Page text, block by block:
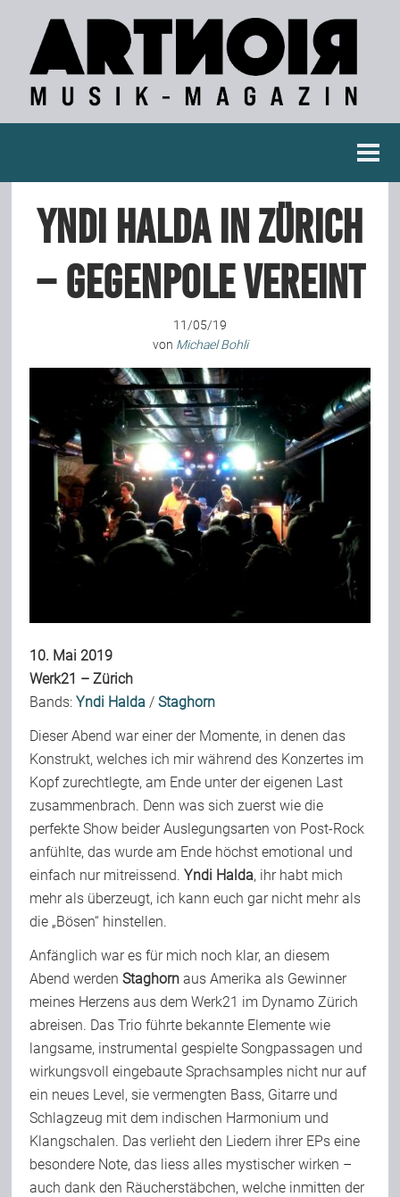
Konzertberichte
Fotoreportagen
Weitere Berichte
Bild-Archiv
Rezensionen
Alles andere
Backstage
Kontakt
Team
Join Us
Support Us
Kalender
Playlisten
Yndi Halda in Zürich
– Gegenpole vereint
11/05/19
von Michael Bohli
10. Mai 2019
Werk21 – Zürich
Bands:Yndi Halda /Staghorn
Dieser Abend war einer der Momente, in denen das
Konstrukt, welches ich mir während des Konzertes im
Kopf zurechtlegte, am Ende unter der eigenen Last
zusammenbrach. Denn was sich zuerst wie die
perfekte Show beider Auslegungsarten von Post-Rock
anfühlte, das wurde am Ende höchst emotional und
einfach nur mitreissend.Yndi Halda, ihr habt mich
mehr als überzeugt, ich kann euch gar nicht mehr als
die „Bösen“ hinstellen.
Anfänglich war es für mich noch klar, an diesem
Abend werdenStaghorn aus Amerika als Gewinner
meines Herzens aus dem Werk21 im Dynamo Zürich
abreisen. Das Trio führte bekannte Elemente wie
langsame, instrumental gespielte Songpassagen und
wirkungsvoll eingebaute Sprachsamples nicht nur auf
ein neues Level, sie vermengten Bass, Gitarre und
Schlagzeug mit dem indischen Harmonium und
Klangschalen. Das verlieht den Liedern ihrer EPs eine
besondere Note, das liess alles mystischer wirken –
auch dank den Räucherstäbchen, welche inmitten der